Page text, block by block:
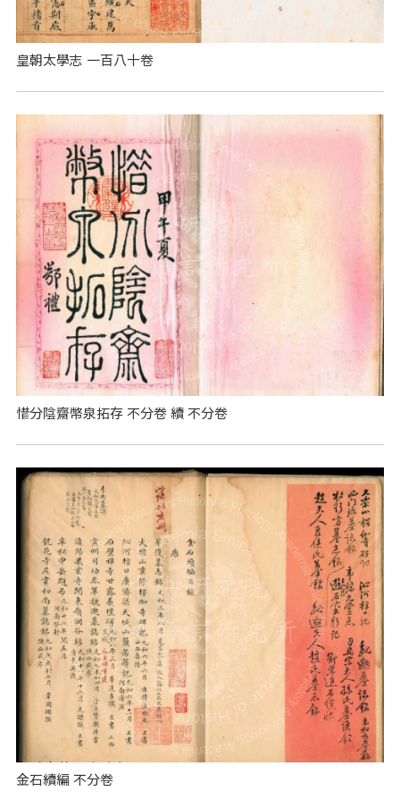
皇朝太學志 一百八十卷
惜分陰齋幣泉拓存 不分卷 續 不分卷
金石續編 不分卷